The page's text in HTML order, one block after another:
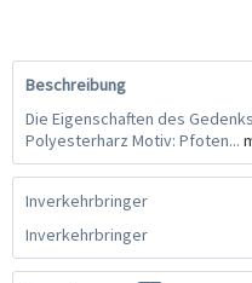
Beschreibung
Die Eigenschaften des
Polyesterharz Motiv: Pfoten...
Inverkehrbringer
Inverkehrbringer